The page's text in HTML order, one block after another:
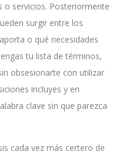
o servicios. Posteriormente
surgir entre los
o qué necesidades
tu lista de términos,
obsesionarte con utilizar
incluyes y en
clave sin que parezca
cada vez más certero de